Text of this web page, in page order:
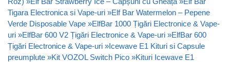
Tigara Electronica si Vape-uri »Elf Bar Watermelon – Pepene
Verde Disposable Vape »ElfBar 1000 Țigări Electronice & Vape-
uri »ElfBar 600 V2 Țigări Electronice & Vape-uri »ElfBar 600
Țigări Electronice & Vape-uri »Icewave E1 Kituri si Capsule
preumplute »Kit VOZOL Switch Pico »Kituri Icewave E1